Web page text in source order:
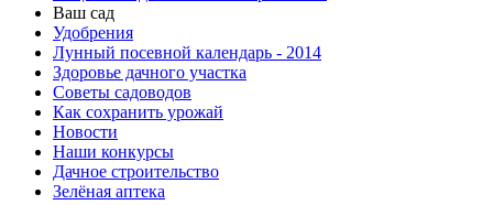
Ваш сад
Удобрения
Лунный посевной календарь - 2014
Здоровье дачного участка
Советы садоводов
Как сохранить урожай
Новости
Наши конкурсы
Дачное строительство
Зелёная аптека